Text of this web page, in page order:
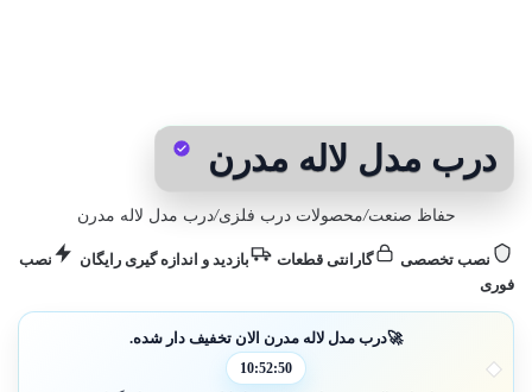
درب مدل لاله مدرن
حفاظ صنعت/محصولات درب فلزی/درب مدل لاله مدرن
نصب تخصصی گارانتی قطعات بازدید و اندازه گیری رایگان
نصب
فوری
10:52:47
🚀درب مدل لاله مدرن الان تخفیف دار شده.